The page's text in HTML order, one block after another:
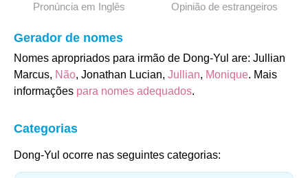
Pronúncia em Inglês Opinião de estrangeiros
Gerador de nomes
Nomes apropriados para irmão de Dong-Yul are: Jullian
Marcus, Não, Jonathan Lucian, Jullian, Monique. Mais
informações para nomes adequados.
Categorias
Dong-Yul ocorre nas seguintes categorias: